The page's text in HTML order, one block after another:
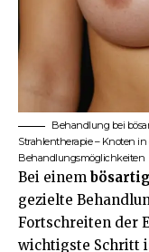
Behandlung bei
Strahlentherapie – Knoten
Behandlungsmöglichkeiten
Bei einem
gezielte
Fortschreiten der
wichtigste Schritt